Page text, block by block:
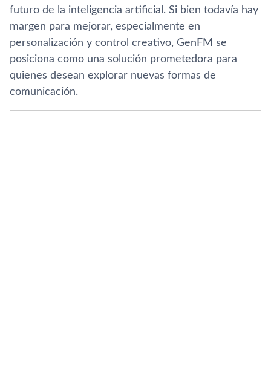
futuro de la inteligencia artificial. Si bien todavía hay
margen para mejorar, especialmente en
personalización y control creativo, GenFM se
posiciona como una solución prometedora para
quienes desean explorar nuevas formas de
comunicación.